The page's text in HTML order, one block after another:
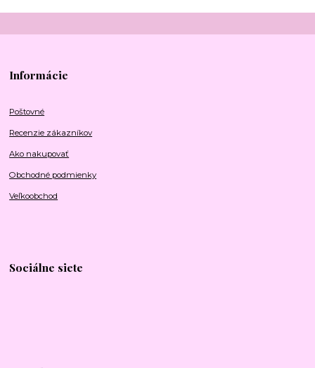
Informácie
Poštovné
Recenzie zákazníkov
Ako nakupovať
Obchodné podmienky
Veľkoobchod
Sociálne siete